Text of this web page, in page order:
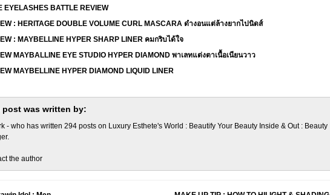
EYELASHES BATTLE REVIEW
: HERITAGE DOUBLE VOLUME CURL MASCARA ดำงอนแต่ล้างยากไปนิดส์
: MAYBELLINE HYPER SHARP LINER คมกริบได้ใจ
MAYBALLINE EYE STUDIO HYPER DIAMOND พาเลทแต่งตาเนื้อเนียนวาว
MAYBELLINE HYPER DIAMOND LIQUID LINER
post was written by:
- who has written 294 posts on Luxury Esthete's World : Beautify Your Beauty Inside & Out : Beauty
.
the author